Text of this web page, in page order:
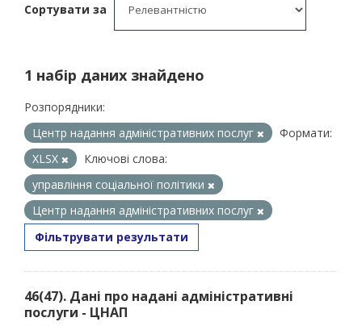
Сортувати за
1 набір даних знайдено
Розпорядники:
Центр надання адміністративних послуг
Формати:
XLSX
Ключові слова:
управління соціальної політики
Центр надання адміністративних послуг
Фільтрувати результати
46(47). Дані про надані адміністративні
послуги - ЦНАП